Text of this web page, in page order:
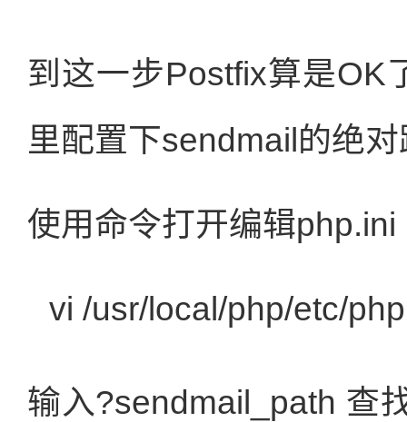
到这一步Postfix算是OK
里配置下sendmail的绝
使用命令打开编辑php.ini
vi /usr/local/php/etc/
输入?sendmail_path 查